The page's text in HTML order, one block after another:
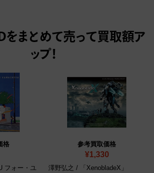
をまとめて売って買取額ア
ップ！
格
フォー・ユ
参考買取価格
¥1,330
澤野弘之 / 「XenobladeX」